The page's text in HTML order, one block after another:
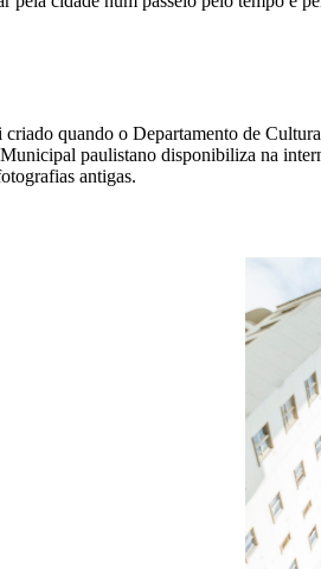
criado quando o Departamento de
paulistano disponibiliza na
antigas.